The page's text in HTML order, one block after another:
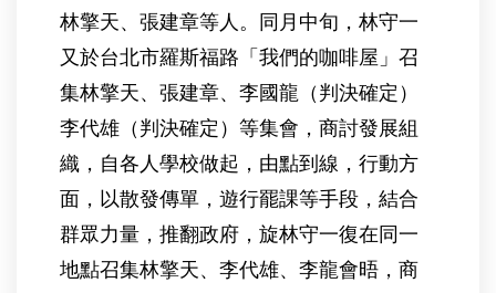
林擎天、張建章等人。同月中旬，林守一
又於台北市羅斯福路「我們的咖啡屋」召
集林擎天、張建章、李國龍（判決確定）
李代雄（判決確定）等集會，商討發展組
織，自各人學校做起，由點到線，行動方
面，以散發傳單，遊行罷課等手段，結合
群眾力量，推翻政府，旋林守一復在同一
地點召集林擎天、李代雄、李龍會晤，商